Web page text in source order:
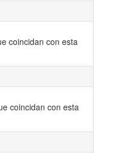
coincidan con esta
coincidan con esta